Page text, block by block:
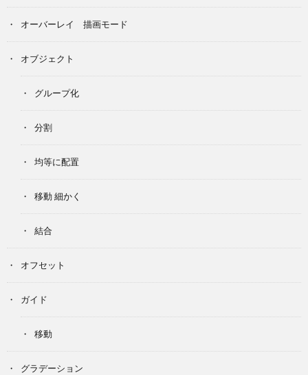
オーバーレイ 描画モード
オブジェクト
グループ化
分割
均等に配置
移動 細かく
結合
オフセット
ガイド
移動
グラデーション